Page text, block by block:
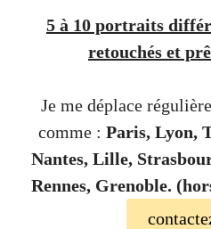
5 à 10 portraits
retouchés et
Je me déplace
comme : Paris, Lyon,
Nantes, Lille,
Rennes, Grenoble.